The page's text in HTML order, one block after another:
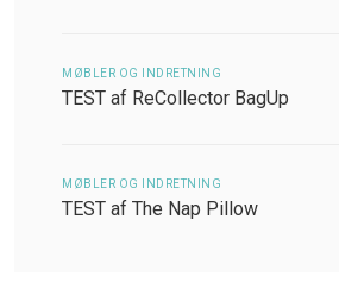
MØBLER OG INDRETNING
TEST af ReCollector BagUp
MØBLER OG INDRETNING
TEST af The Nap Pillow